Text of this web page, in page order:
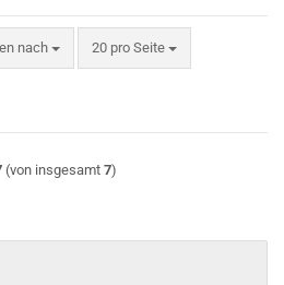
nach
nach 20 pro Seite
pro Seite
(von insgesamt 7)